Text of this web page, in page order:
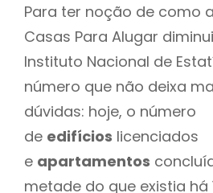
Para ter noção de como a
Casas Para Alugar
Instituto Nacional de
número que não deixa
dúvidas: hoje, o número
de edifícios licenciados
e apartamentos
metade do que existia há